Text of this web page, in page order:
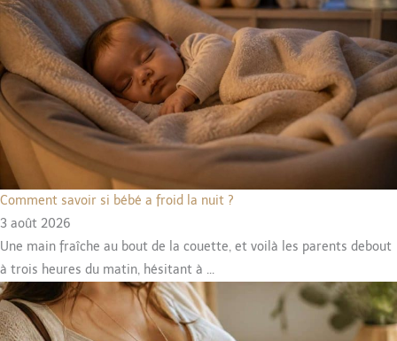
Comment savoir si bébé a froid la nuit ?
3 août 2026
Une main fraîche au bout de la couette, et voilà les parents debout
à trois heures du matin, hésitant à ...